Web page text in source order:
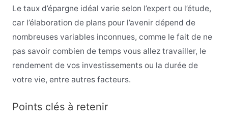
Le taux d’épargne idéal varie selon l’expert ou l’étude,
car l’élaboration de plans pour l’avenir dépend de
nombreuses variables inconnues, comme le fait de ne
pas savoir combien de temps vous allez travailler, le
rendement de vos investissements ou la durée de
votre vie, entre autres facteurs.
Points clés à retenir